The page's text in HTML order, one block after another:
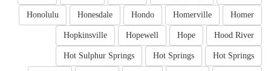
Homer
Homerville
Hondo
Honesdale
Honolulu
Hood River
Hope
Hopewell
Hopkinsville
Hot Springs
Hot Springs
Hot Sulphur Springs